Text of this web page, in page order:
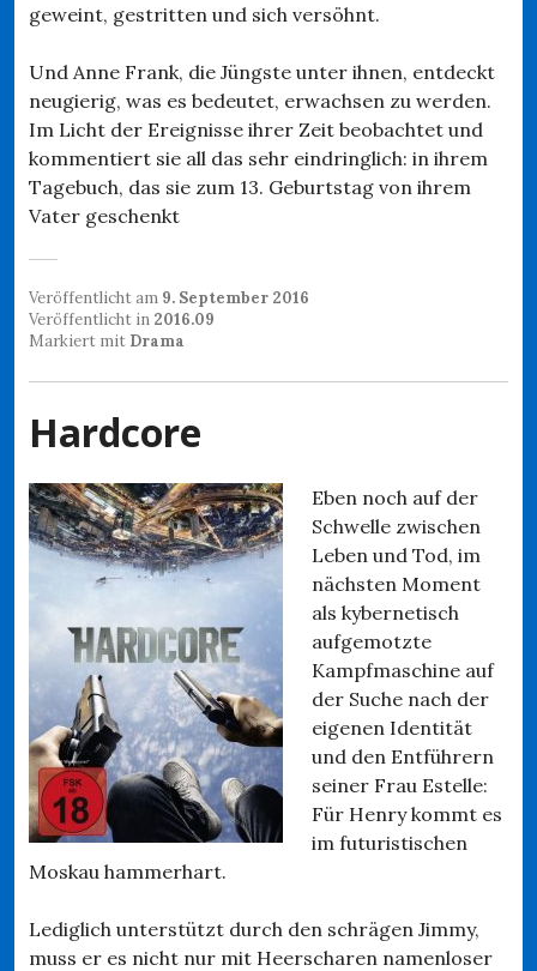
geweint, gestritten und sich versöhnt.
Und Anne Frank, die Jüngste unter ihnen, entdeckt
neugierig, was es bedeutet, erwachsen zu werden.
Im Licht der Ereignisse ihrer Zeit beobachtet und
kommentiert sie all das sehr eindringlich: in ihrem
Tagebuch, das sie zum 13. Geburtstag von ihrem
Vater geschenkt
Veröffentlicht am 9. September 2016
Veröffentlicht in 2016.09
Markiert mit Drama
Hardcore
Eben noch auf der
Schwelle zwischen
Leben und Tod, im
nächsten Moment
als kybernetisch
aufgemotzte
Kampfmaschine auf
der Suche nach der
eigenen Identität
und den Entführern
seiner Frau Estelle:
Für Henry kommt es
im futuristischen
Moskau hammerhart.
Lediglich unterstützt durch den schrägen Jimmy,
muss er es nicht nur mit Heerscharen namenloser